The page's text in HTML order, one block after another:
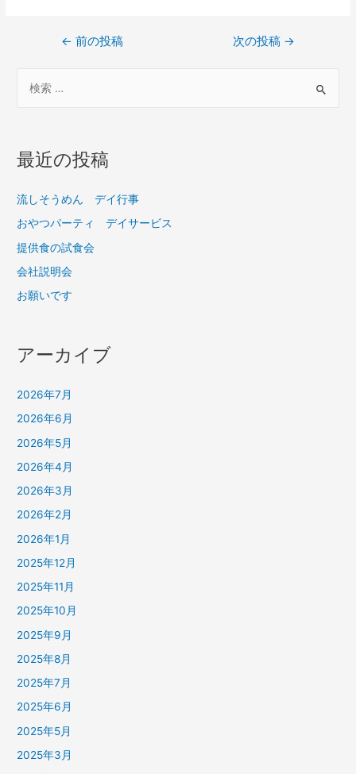
← 前の投稿 次の投稿 →
最近の投稿
流しそうめん デイ行事
おやつパーティ デイサービス
提供食の試食会
会社説明会
お願いです
アーカイブ
2026年7月
2026年6月
2026年5月
2026年4月
2026年3月
2026年2月
2026年1月
2025年12月
2025年11月
2025年10月
2025年9月
2025年8月
2025年7月
2025年6月
2025年5月
2025年3月